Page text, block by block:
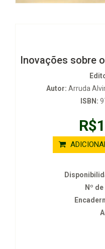
Inovações sobre
Autor: Arruda
ISBN:
Nº